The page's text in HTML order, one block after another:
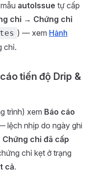
autoIssue tự cấp
chỉ → Chứng chỉ
) — xem Hành
chỉ.
tiến độ Drip &
trình) xem Báo cáo
lệch nhịp do ngày ghi
chỉ đã cấp
chỉ kẹt ở trạng
cả.